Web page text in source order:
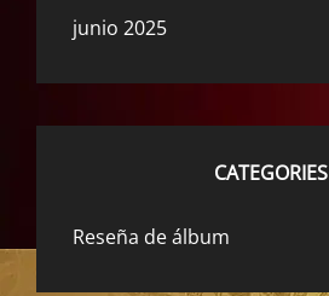
junio 2025
CATEGORIES
Reseña de álbum